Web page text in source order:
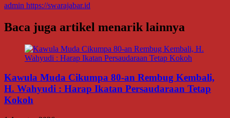
admin https://swarajabar.id
Baca juga artikel menarik lainnya
Kawula Muda Cikumpa 80-an Rembug Kembali,
H. Wahyudi : Harap Ikatan Persaudaraan Tetap
Kokoh